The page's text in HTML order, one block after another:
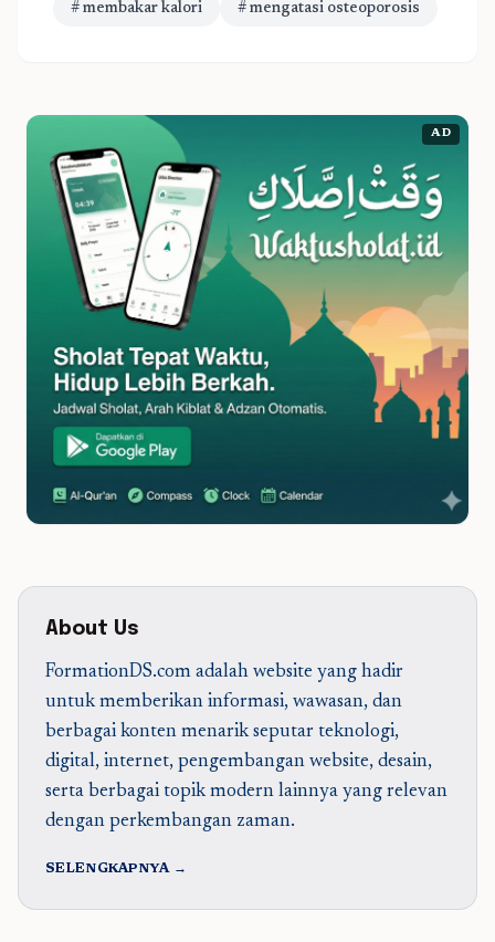
# membakar kalori # mengatasi osteoporosis
AD
About Us
FormationDS.com adalah website yang hadir
untuk memberikan informasi, wawasan, dan
berbagai konten menarik seputar teknologi,
digital, internet, pengembangan website, desain,
serta berbagai topik modern lainnya yang relevan
dengan perkembangan zaman.
SELENGKAPNYA →